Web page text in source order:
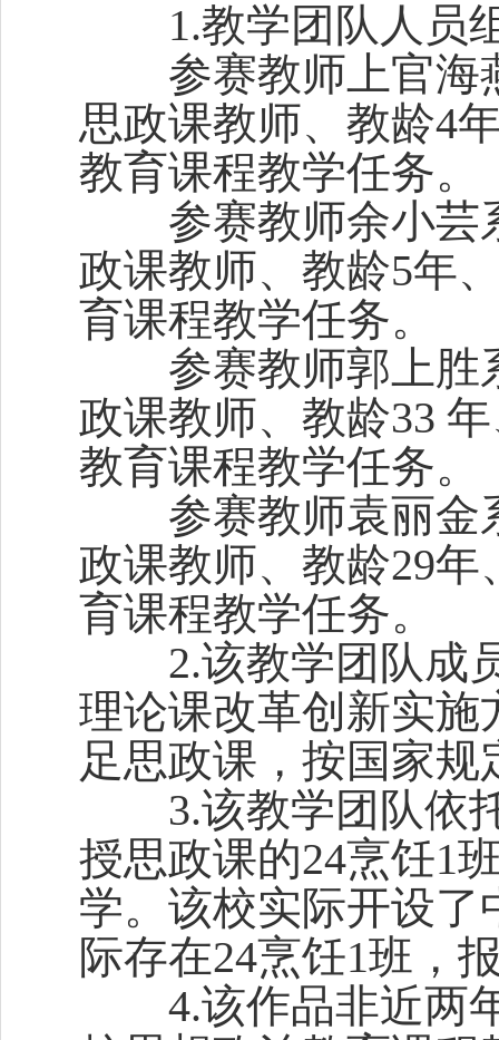
1.教学团队人员
参赛教师上官海
思政课教师、教龄4
教育课程教学任务。
参赛教师余小芸
政课教师、教龄5年
育课程教学任务。
参赛教师郭上胜
政课教师、教龄33
教育课程教学任务。
参赛教师袁丽金
政课教师、教龄29年
育课程教学任务。
2.该教学团队成员
理论课改革创新实施
足思政课，按国家
3.该教学团队依托
授思政课的24烹饪1
学。该校实际开设
际存在24烹饪1班，
4.该作品非近两年